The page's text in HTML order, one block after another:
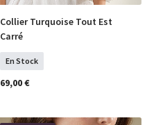
COMMANDER
Collier Turquoise Tout Est
Carré
En Stock
69,00 €